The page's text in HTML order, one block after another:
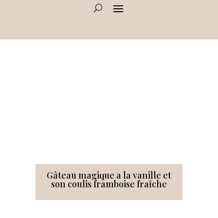
Gâteau magique a la vanille et
son coulis framboise fraîche